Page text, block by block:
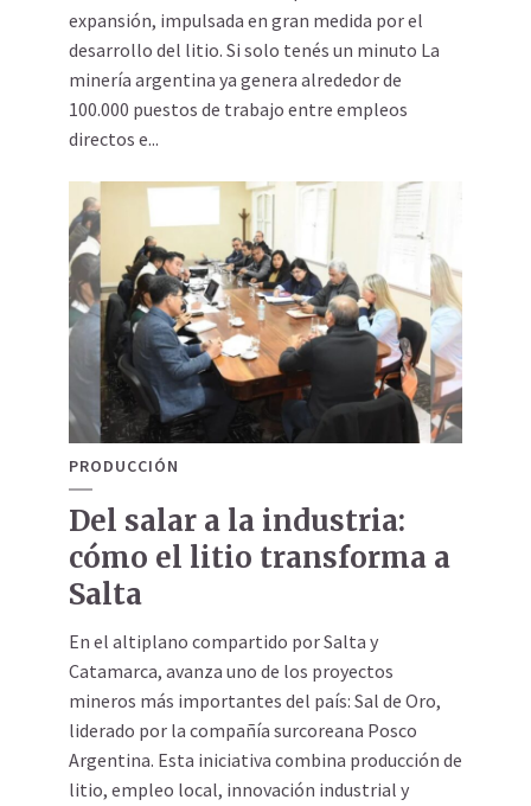
expansión, impulsada en gran medida por el
desarrollo del litio. Si solo tenés un minuto La
minería argentina ya genera alrededor de
100.000 puestos de trabajo entre empleos
directos e...
PRODUCCIÓN
Del salar a la industria:
cómo el litio transforma a
Salta
En el altiplano compartido por Salta y
Catamarca, avanza uno de los proyectos
mineros más importantes del país: Sal de Oro,
liderado por la compañía surcoreana Posco
Argentina. Esta iniciativa combina producción de
litio, empleo local, innovación industrial y